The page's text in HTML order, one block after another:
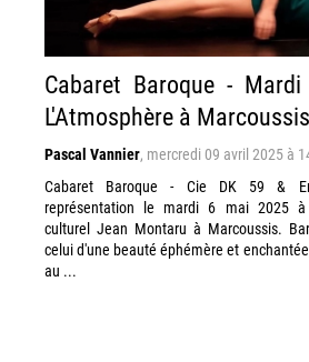
Cabaret Baroque -
L'Atmosphère à Marcoussis
Pascal Vannier, mercredi 09 avril 2025 à
Cabaret Baroque - Cie DK 59 &
représentation le mardi 6 mai 2025 à
culturel Jean Montaru à Marcoussis.
celui d'une beauté éphémère et
au ...